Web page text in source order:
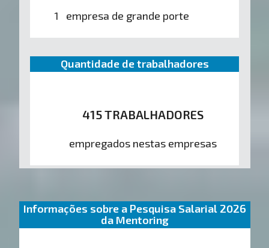
1 empresa de grande porte
Quantidade de trabalhadores
415 TRABALHADORES
empregados nestas empresas
Informações sobre a Pesquisa Salarial 2026
da Mentoring